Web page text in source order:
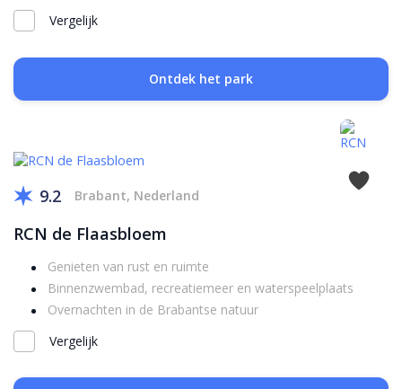
Vergelijk
Ontdek het park
9.2 Brabant, Nederland
RCN de Flaasbloem
Genieten van rust en ruimte
Binnenzwembad, recreatiemeer en waterspeelplaats
Overnachten in de Brabantse natuur
Vergelijk